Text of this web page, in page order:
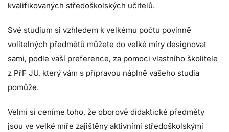
kvalifikovaných středoškolských učitelů.
Své studium si vzhledem k velkému počtu povinně
volitelných předmětů můžete do velké míry designovat
sami, podle vaší preference, za pomoci vlastního školitele
z PřF JU, který vám s přípravou náplně vašeho studia
pomůže.
Velmi si ceníme toho, že oborově didaktické předměty
jsou ve velké míře zajištěny aktivními středoškolskými